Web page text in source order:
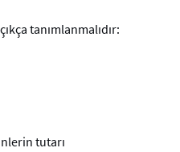
tanımlanmalıdır:
tutarı